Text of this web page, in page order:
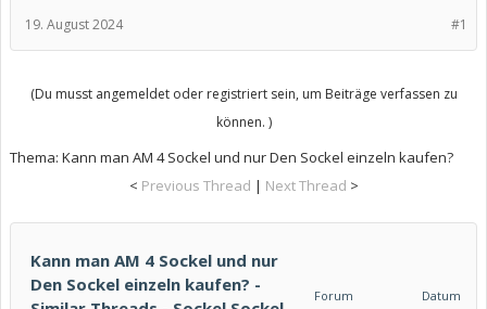
#1
19. August 2024
(Du musst angemeldet oder registriert sein, um Beiträge verfassen zu
können. )
Thema: Kann man AM 4 Sockel und nur Den Sockel einzeln kaufen?
< Previous Thread | Next Thread >
Kann man AM 4 Sockel und nur
Den Sockel einzeln kaufen? -
Forum Datum